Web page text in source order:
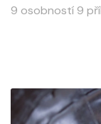
9 osobností 9